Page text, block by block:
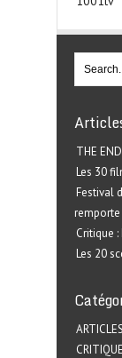
THE END
Les 30
Festival
remporte
Critique :
Les 20
ARTICLES